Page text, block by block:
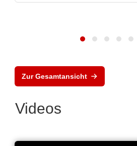
Zur Gesamtansicht
Videos